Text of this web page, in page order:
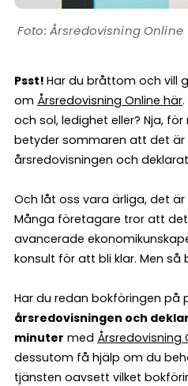
Årsredovisning Online
Psst! Har du bråttom och vill
om Årsredovisning Online här
och sol, ledighet eller? Nja,
betyder sommaren att det
årsredovisningen och
Och låt oss vara ärliga, det
Många företagare tror att
avancerade
konsult för att bli klar. Men så
Har du redan bokföringen på
årsredovisningen och
minuter med Årsredovisning
dessutom få hjälp om du
tjänsten oavsett vilket